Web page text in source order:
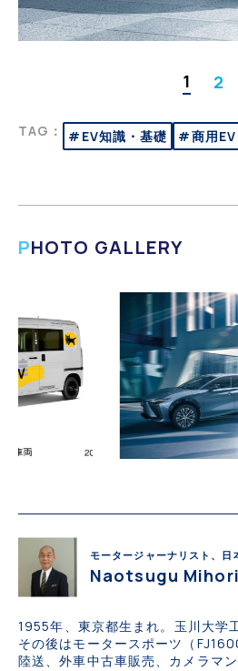
1 2
TAG： #EV知識・基礎 #商用EV
PHOTO GALLERY
モータージャーナリスト、日
Naotsugu Mihori
1955年、東京都生まれ。玉川大学
その後はモータースポーツ（
陸送、外車中古車販売、カメラマ